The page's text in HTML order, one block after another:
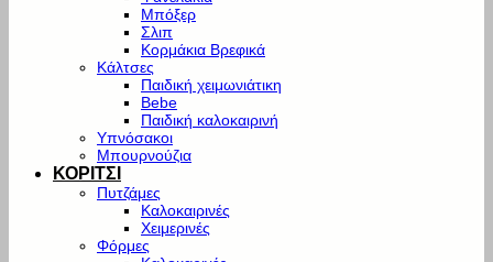
Μπόξερ
Σλιπ
Κορμάκια Βρεφικά
Κάλτσες
Παιδική χειμωνιάτικη
Bebe
Παιδική καλοκαιρινή
Υπνόσακοι
Μπουρνούζια
ΚΟΡΙΤΣΙ
Πυτζάμες
Καλοκαιρινές
Χειμερινές
Φόρμες